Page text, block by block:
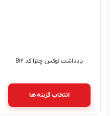
یادداشت لوکس چترا کد B۱۲
انتخاب گزینه ها